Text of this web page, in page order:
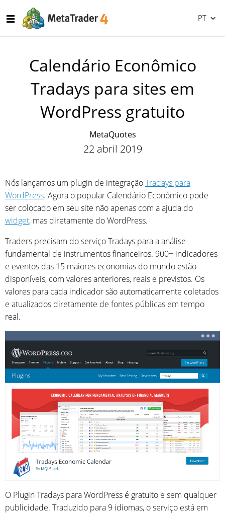
PT
Calendário Econômico
Tradays para sites em
WordPress gratuito
MetaQuotes
22 abril 2019
Nós lançamos um plugin de integraçãoTradays para
WordPress. Agora o popular Calendário Econômico pode
ser colocado em seu site não apenas com a ajuda do
widget, mas diretamente do WordPress.
Traders precisam do serviço Tradays para a análise
fundamental de instrumentos financeiros. 900+ indicadores
e eventos das 15 maiores economias do mundo estão
disponíveis, com valores anteriores, reais e previstos. Os
valores para cada indicador são automaticamente coletados
e atualizados diretamente de fontes públicas em tempo
real.
O Plugin Tradays para WordPress é gratuito e sem qualquer
publicidade. Traduzido para 9 idiomas, o serviço está em